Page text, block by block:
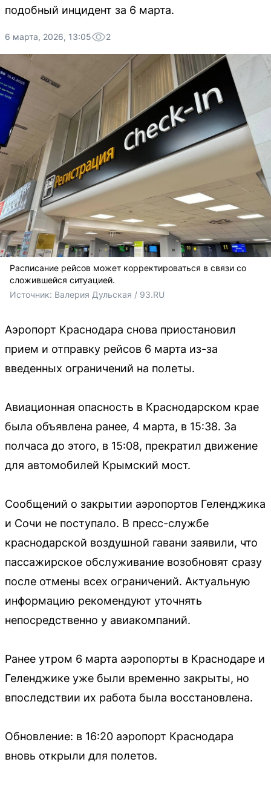
подобный инцидент за 6 марта.
6 марта, 2026, 13:05 2
Расписание рейсов может корректироваться в связи со
сложившейся ситуацией.
Источник: Валерия Дульская / 93.RU
Аэропорт Краснодара снова приостановил
прием и отправку рейсов 6 марта из-за
введенных ограничений на полеты.
Авиационная опасность в Краснодарском крае
была объявлена ранее, 4 марта, в 15:38. За
полчаса до этого, в 15:08, прекратил движение
для автомобилей Крымский мост.
Сообщений о закрытии аэропортов Геленджика
и Сочи не поступало. В пресс-службе
краснодарской воздушной гавани заявили, что
пассажирское обслуживание возобновят сразу
после отмены всех ограничений. Актуальную
информацию рекомендуют уточнять
непосредственно у авиакомпаний.
Ранее утром 6 марта аэропорты в Краснодаре и
Геленджике уже были временно закрыты, но
впоследствии их работа была восстановлена.
Обновление: в 16:20 аэропорт Краснодара
вновь открыли для полетов.